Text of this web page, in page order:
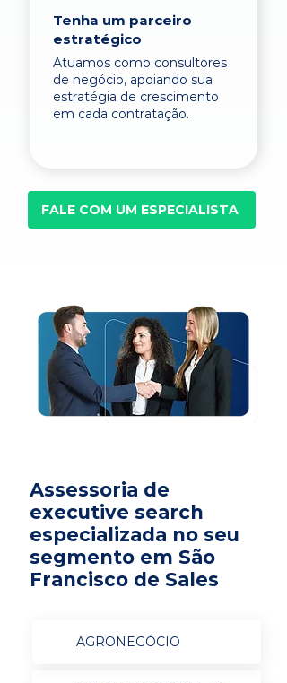
Tenha um parceiro
estratégico
Atuamos como consultores
de negócio, apoiando sua
estratégia de crescimento
em cada contratação.
FALE COM UM ESPECIALISTA
Assessoria de
executive search
especializada no seu
segmento em São
Francisco de Sales
AGRONEGÓCIO